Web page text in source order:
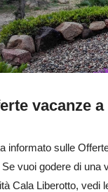
vacanze
informato sulle
Se vuoi godere di una
Cala Liberotto, vedi